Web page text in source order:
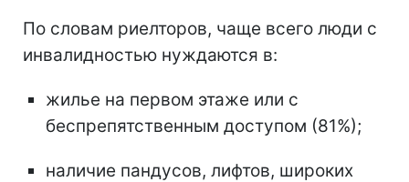
По словам риелторов, чаще всего люди с
инвалидностью нуждаются в:
жилье на первом этаже или с
беспрепятственным доступом (81%);
наличие пандусов, лифтов, широких